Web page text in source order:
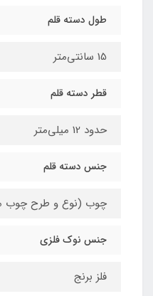
طول دسته قلم
15 سانتی‌متر
قطر دسته قلم
حدود 12 میلی‌متر
جنس دسته قلم
چوب (نوع و طرح چوب
جنس نوک فلزی
فلز برنج